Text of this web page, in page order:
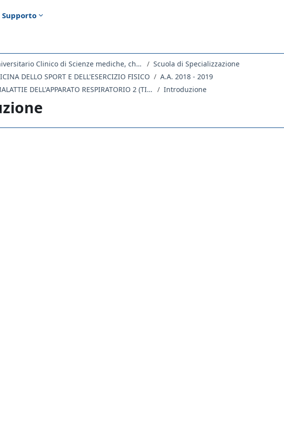
Supporto
Dipartimento Universitario Clinico di Scienze mediche, chirurgiche e della salute
Scuola di Specializzazione
DELLO SPORT E DELL'ESERCIZIO FISICO
A.A. 2018 - 2019
SSM20-50 - MALATTIE DELL'APPARATO RESPIRATORIO 2 (TIROCINIO) 2018
Introduzione